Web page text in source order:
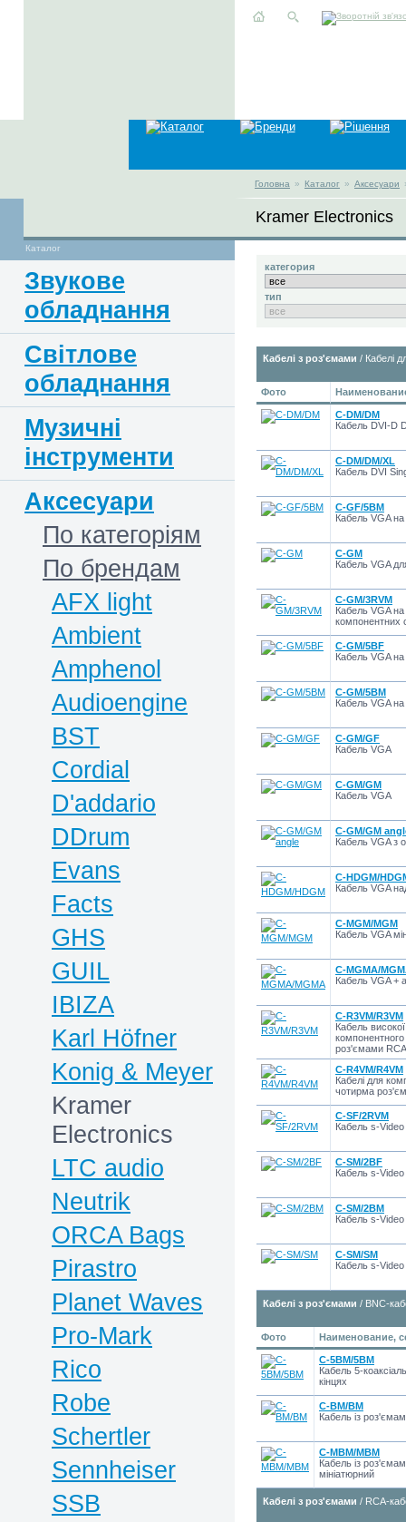
Головна » Каталог » Аксесуари
Kramer Electronics
Каталог
Звукове
обладнання
Світлове
обладнання
Музичні
інструменти
Аксесуари
По категоріям
По брендам
AFX light
Ambient
Amphenol
Audioengine
BST
Cordial
D'addario
DDrum
Evans
Facts
GHS
GUIL
IBIZA
Karl Höfner
Konig & Meyer
Kramer
Electronics
LTC audio
Neutrik
ORCA Bags
Pirastro
Planet Waves
Pro-Mark
Rico
Robe
Schertler
Sennheiser
SSB
категория
тип
Кабелі з роз'ємами / Кабелі
Фото
C-DM/DM
Кабель DVI-D
C-DM/DM/XL
Кабель DVI
C-GF/5BM
Кабель VGA
C-GM
Кабель VGA
C-GM/3RVM
Кабель VGA
компонентних
C-GM/5BF
Кабель VGA
C-GM/5BM
Кабель VGA
C-GM/GF
Кабель VGA
C-GM/GM
Кабель VGA
C-GM/GM
Кабель VGA з
C-HDGM/
Кабель VGA
C-MGM/MGM
Кабель VGA
C-MGMA/
Кабель VGA +
C-R3VM/R3VM
Кабель високої
роз'ємами RCA
C-R4VM/R4VM
Кабелі для
чотирма
C-SF/2RVM
Кабель s-Video
C-SM/2BF
Кабель s-
C-SM/2BM
Кабель s-
C-SM/SM
Кабель s-
Кабелі з роз'ємами / BNC-
Фото Наименование,
C-5BM/5BM
Кабель 5-
кінцях
C-BM/BM
Кабель із
C-MBM/MBM
Кабель із
мініатюрний
Кабелі з роз'ємами / RCA-